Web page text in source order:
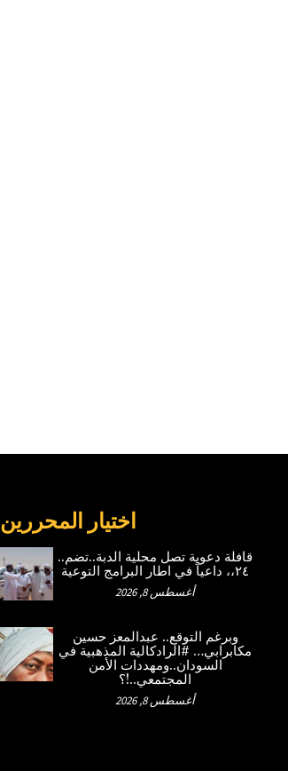
اختيار المحررين
قافلة دعوية تصل محلية الدبة..تضم..
٢٤،، داعياً في اطار البرامج التوعية
أغسطس 8, 2026
وبرغم التوقع.. عبدالمعز حسين
مكابرابي… #الرادكالية المذهبية في
السودان..ومهددات الأمن
المجتمعي..!؟
أغسطس 8, 2026